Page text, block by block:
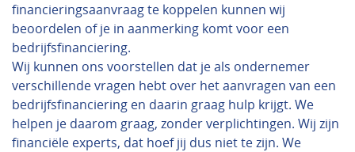
financieringsaanvraag te koppelen kunnen wij
beoordelen of je in aanmerking komt voor een
bedrijfsfinanciering.
Wij kunnen ons voorstellen dat je als ondernemer
verschillende vragen hebt over het aanvragen van een
bedrijfsfinanciering en daarin graag hulp krijgt. We
helpen je daarom graag, zonder verplichtingen. Wij zijn
financiële experts, dat hoef jij dus niet te zijn. We